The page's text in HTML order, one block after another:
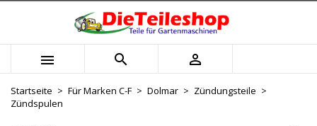
  
Startseite Für Marken C-F Dolmar
Zündungsteile
Zündspulen
Mijn verlanglijst
add_circle_outline Maak nieuwe lijst
((modalTitle))
((confirmMessage))
Wunschliste erstellen
Name der Wunschliste
Anmelden
Sie müssen angemeldet sein, um Artikel Ihrer
Wunschliste hinzufügen zu können.